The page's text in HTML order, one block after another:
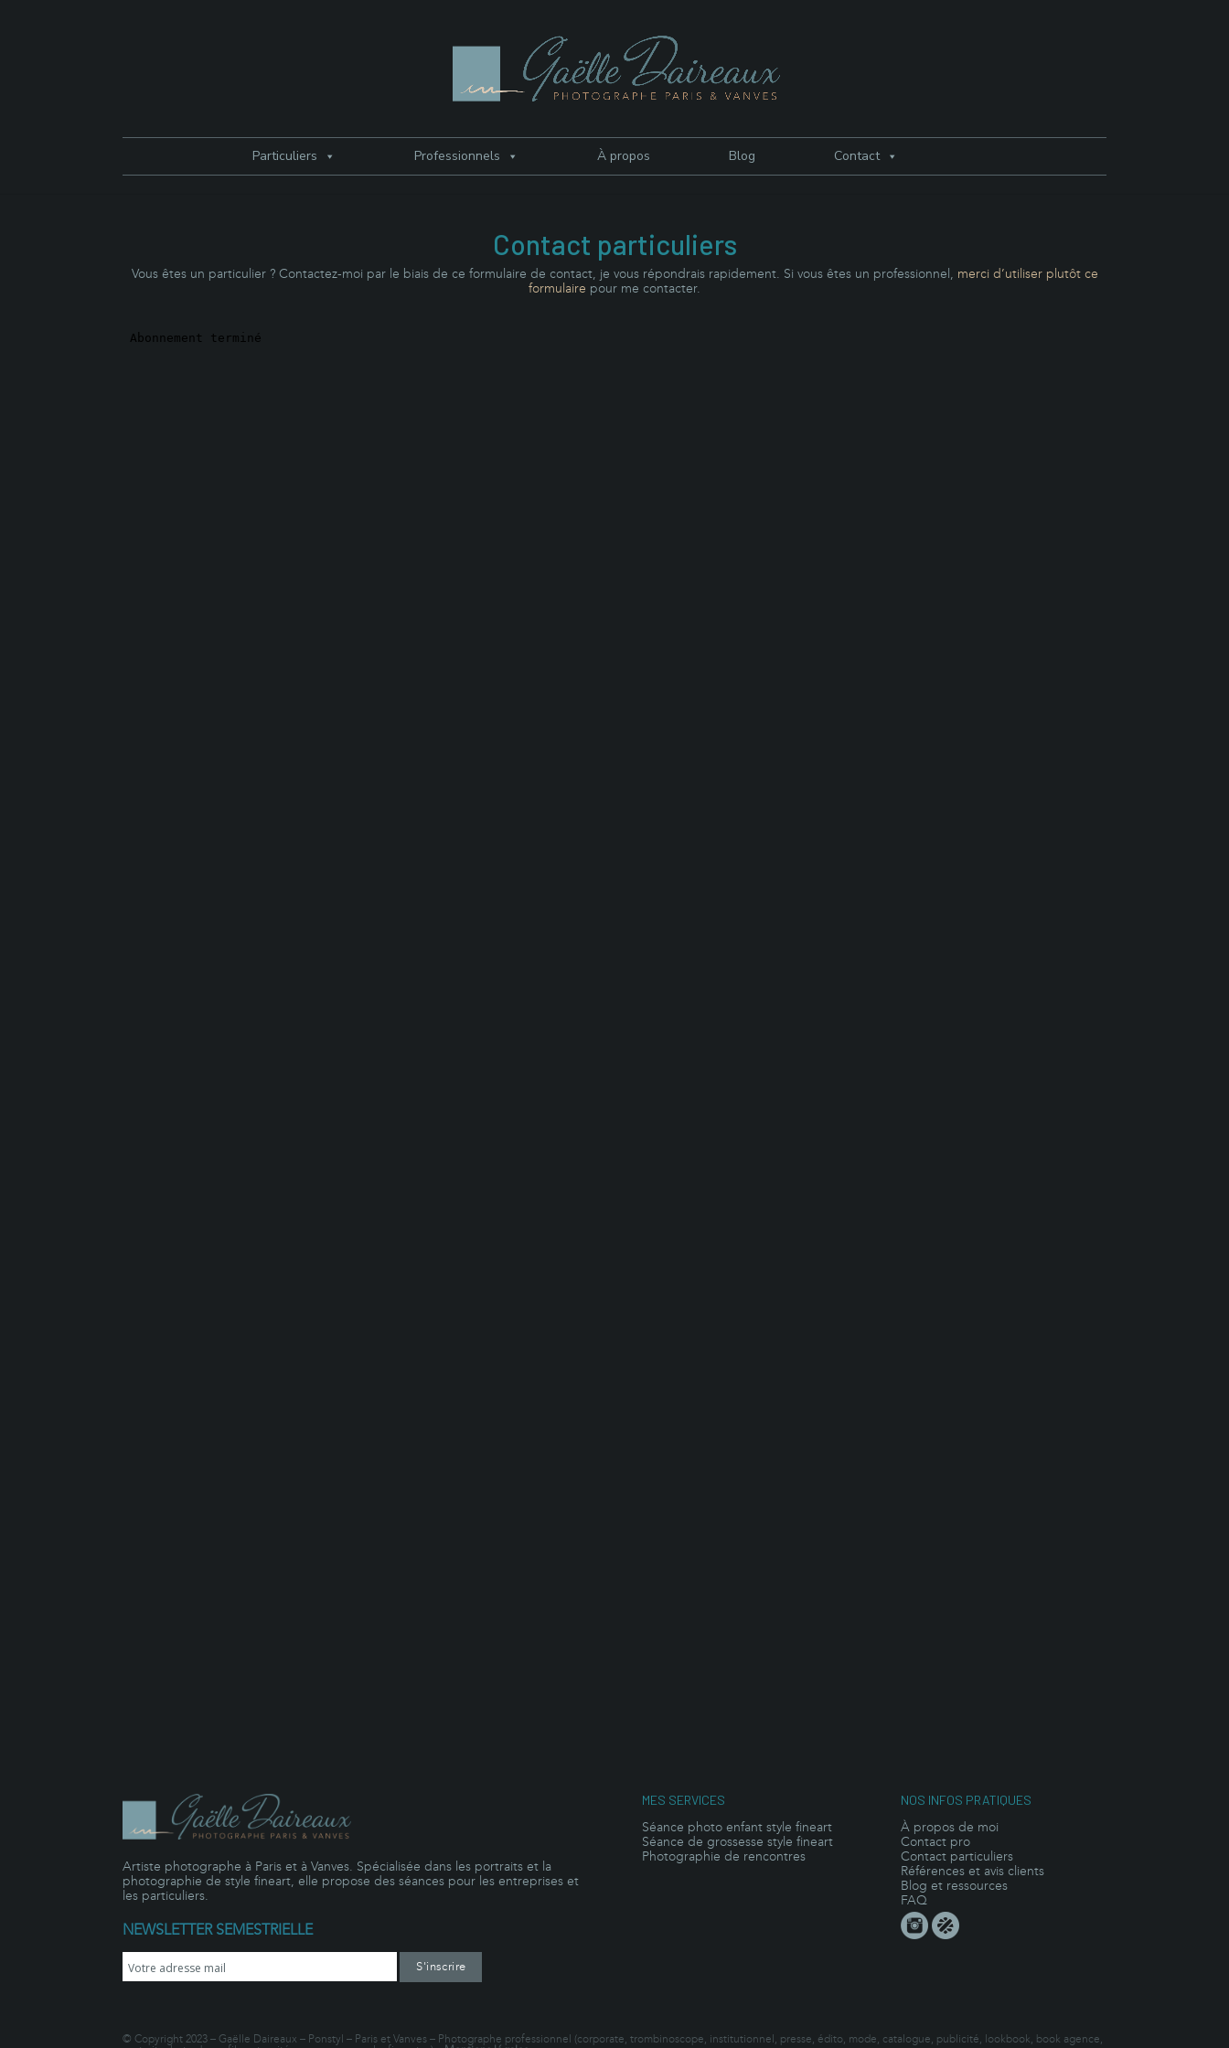
Particuliers Professionnels À propos Blog Contact
Contact particuliers
Vous êtes un particulier ? Contactez-moi par le biais de ce formulaire de contact, je vous répondrais rapidement. Si vous êtes un professionnel, merci d’utiliser plutôt ce
formulaire pour me contacter.
Artiste photographe à Paris et à Vanves. Spécialisée dans les portraits et la
photographie de style fineart, elle propose des séances pour les entreprises et
les particuliers.
NEWSLETTER SEMESTRIELLE
MES SERVICES
Séance photo enfant style fineart
Séance de grossesse style fineart
Photographie de rencontres
NOS INFOS PRATIQUES
À propos de moi
Contact pro
Contact particuliers
Références et avis clients
Blog et ressources
FAQ
© Copyright 2023 – Gaëlle Daireaux – Ponstyl – Paris et Vanves – Photographe professionnel (corporate, trombinoscope, institutionnel, presse, édito, mode, catalogue, publicité, lookbook, book agence,